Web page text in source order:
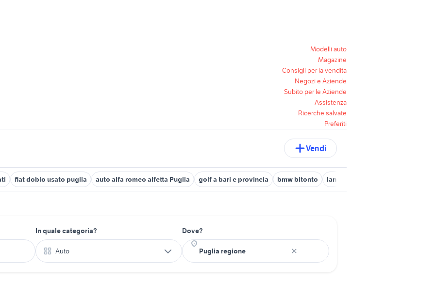
Modelli auto
Magazine
Consigli per la vendita
Negozi e Aziende
Subito per le Aziende
Assistenza
Ricerche salvate
Preferiti
Vendi
fiat doblo usato puglia auto alfa romeo alfetta Puglia golf a bari e provincia bmw bitonto lancia y usata bari
In quale categoria?
Auto
Dove?